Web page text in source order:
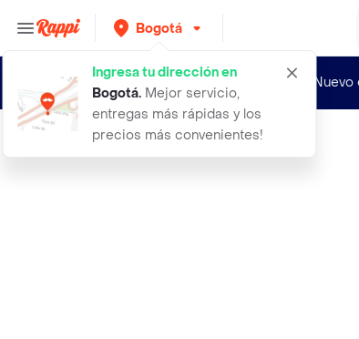
Bogotá
Ingresa tu dirección en
Bogotá. Mejor servicio,
entregas más rápidas y los
precios más convenientes!
30 zapato mafalda colegial